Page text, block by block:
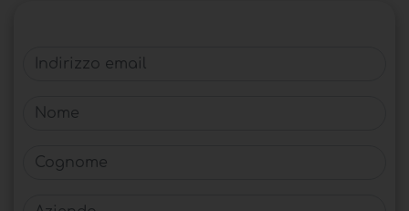
Indirizzo email
Nome
Cognome
Azienda